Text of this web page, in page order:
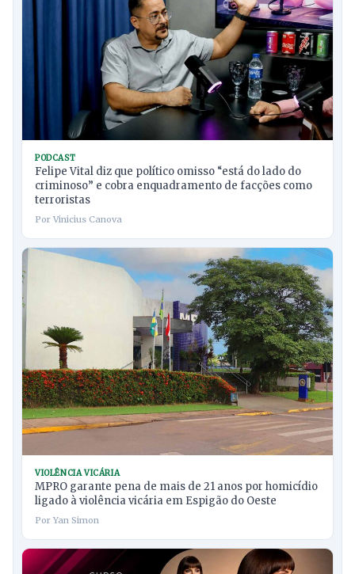
PODCAST
Felipe Vital diz que político omisso “está do lado do
criminoso” e cobra enquadramento de facções como
terroristas
Por Vinicius Canova
VIOLÊNCIA VICÁRIA
MPRO garante pena de mais de 21 anos por homicídio
ligado à violência vicária em Espigão do Oeste
Por Yan Simon